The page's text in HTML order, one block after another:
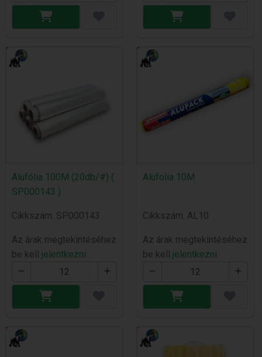
Alufólia 100M (20db/#) (
SP000143 )
Cikkszám: SP000143
Az árak megtekintéséhez
be kell jelentkezni
Alufolia 10M
Cikkszám: AL10
Az árak megtekintéséhez
be kell jelentkezni